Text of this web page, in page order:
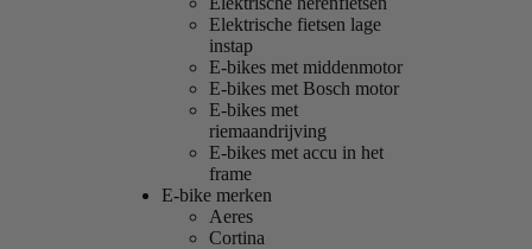
Elektrische fietsen lage
instap
E-bikes met middenmotor
E-bikes met Bosch motor
E-bikes met
riemaandrijving
E-bikes met accu in het
frame
E-bike merken
Aeres
Cortina